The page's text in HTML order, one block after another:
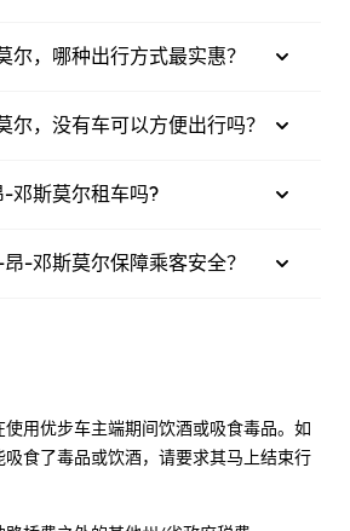
尔，哪种出行方式最实惠？
尔，没有车可以方便出行吗？
邓斯莫尔租车吗?
-邓斯莫尔保障乘客安全？
用优步车主端期间饮酒或吸食毒品。如
食了毒品或饮酒，请要求其马上结束行